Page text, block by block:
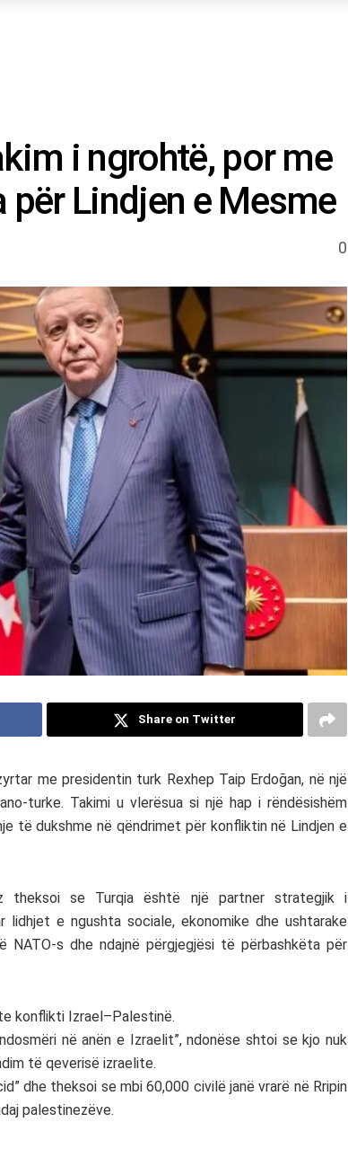
i ngrohtë, por me
Lindjen e Mesme
0
Share on Twitter
me presidentin turk Rexhep Taip Erdoğan, në një
turke. Takimi u vlerësua si një hap i rëndësishëm
të dukshme në qëndrimet për konfliktin në Lindjen e
theksoi se Turqia është një partner strategjik i
lidhjet e ngushta sociale, ekonomike dhe ushtarake
NATO-s dhe ndajnë përgjegjësi të përbashkëta për
konflikti Izrael–Palestinë.
në anën e Izraelit”, ndonëse shtoi se kjo nuk
të qeverisë izraelite.
dhe theksoi se mbi 60,000 civilë janë vrarë në Rripin
palestinezëve.